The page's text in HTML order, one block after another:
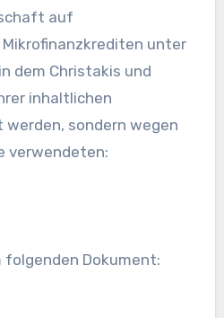
auf
unter
dem Christakis und
inhaltlichen
sondern wegen
verwendeten:
folgenden Dokument: